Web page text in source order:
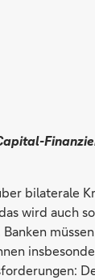
bilaterale
wird auch